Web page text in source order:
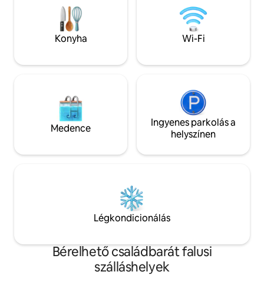
környezet és nagy parkolóhely várja a
vendégeket. Exkluzív menedék a
Catrianca Punta de Lobosban, ahol
pihenhet és kikapcsolódhat.
nyugalmat és a
Konyha Wi-Fi
Medence
Ingyenes parkolás a
helyszínen
Légkondicionálás
Bérelhető családbarát falusi
szálláshelyek